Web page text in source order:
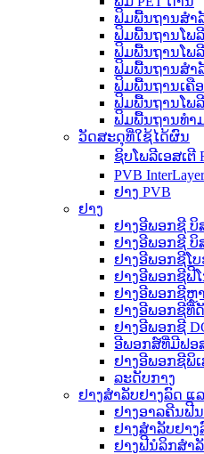
ຟິມພື້ນຖານສຳ
ຟິມພື້ນຖານໂພ
ຟິມພື້ນຖານໂພລີ
ຟິມພື້ນຖານສຳ
ຟິມພື້ນຖານເຄືອ
ຟິມພື້ນຖານໂພ
ຟິມພື້ນຖານທຳ
ວັດສະດຸທີ່ໃຊ້ໄດ້ຜົນ
ຊິບໂພລີເອສເຕີ
PVB InterLayer
ຢາງ PVB
ຢາງ
ຢາງອີພອກຊີ ບິ
ຢາງອີພອກຊີ ບິ
ຢາງອີພອກຊີໂ
ຢາງອີພອກຊີຟີ
ຢາງອີພອກຊີຫຼ
ຢາງອີພອກຊີທີ່
ຢາງອີພອກຊີ
ອີພອກສ໌ທີ່ມີຟອ
ຢາງອີພອກຊີພິ
ລະດັບກາງ
ຢາງສຳລັບຢາງລົດ ແ
ຢາງອາລຄີນຟີ
ຢາງສຳລັບຢາ
ຢາງຟີນໍລິກສຳ